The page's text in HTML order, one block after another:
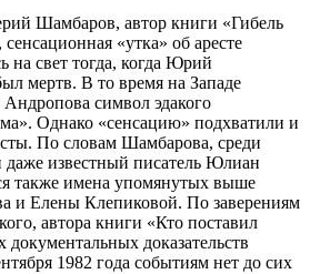
Шамбаров, автор книги «Гибель
«утка» об аресте
на свет тогда, когда Юрий
мертв. В то время на Западе
символ эдакого
Однако «сенсацию» подхватили и
По словам Шамбарова, среди
даже известный писатель Юлиан
также имена упомянутых выше
и Елены Клепиковой. По заверениям
автора книги «Кто поставил
документальных доказательств
1982 года событиям нет до сих